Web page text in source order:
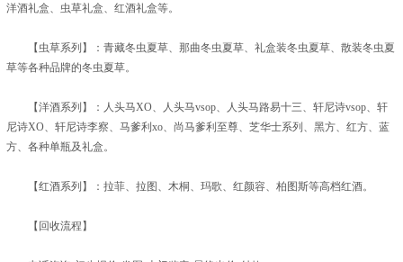
洋酒礼盒、虫草礼盒、红酒礼盒等。
【虫草系列】：青藏冬虫夏草、那曲冬虫夏草、礼盒装冬虫夏草、散装冬虫夏
草等各种品牌的冬虫夏草。
【洋酒系列】：人头马XO、人头马vsop、人头马路易十三、轩尼诗vsop、轩
尼诗XO、轩尼诗李察、马爹利xo、尚马爹利至尊、芝华士系列、黑方、红方、蓝
方、各种单瓶及礼盒。
【红酒系列】：拉菲、拉图、木桐、玛歌、红颜容、柏图斯等高档红酒。
【回收流程】